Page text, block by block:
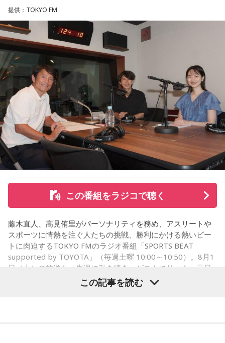
【11位】水瓶座（みずがめ座）
日頃の疲れを癒しましょう。今日はマッサージを受けたり、
心と身体のメンテナンスを意識しましょう。たくさん睡眠を
取ってリフレッシュするのも良さそうです。
【12位】射手座（いて座）
心のモヤモヤが目立つような日です。今日は頑張らず、1人の
時間を大切にしたり、のんびり過ごす時間を持つようにしま
しょう。
【今日の一言メッセージ】
今日は不要なものを手放したり、今後の計画を見直すことを
心掛けると良い日です。
東京・池袋占い館セレーネ所属。10代に占いに出会い、勉
強、コミュニケーションなどの苦手な部分を克服。成績も最
クスを持つ方に寄り添いたいと本格的に占いの世界に進出。
SATORI電話占い月間ランキング連続1位。占いコンテンツ
『莉瑠と龍神様の絶対神託』リリース。
Webサイト：https://selene-uranai.com/
オンライン占いセレーネ：https://online-uranai.jp/
て言葉にすることで、人生をじっくりと見つめ直す時間とな
りました。
続く「人生の最後に流したい私のエンディング曲」のコーナ
ーでは、来場者が選んだ“人生の最後に流したい一曲”にまつわ
る思い出を紹介。音楽を通してこれまでの人生を振り返りな
がら、これからの“自分らしい生き方”を考える時間を共有しま
した。田村は、人生の最後に流したい曲について、「お葬式
で流す曲は決めている。しかも自分の声で流したいと思っ
て、毎日ギターの弾き語りを書斎で練習して、音源として残
しているんです。娘たちにも聴こえているはずだから、お葬
式のときに『パパが弾いてた曲だ』と思ってもらえたら」と
思いを語りました。
コーナー後には、来場者から田村への質疑応答も実施。最後
には、田村がイベントを振り返り、「リスナーの皆さんのエ
ンディング曲の話とかを聞いているだけでも、僕はポジティ
ブになれた。確かに死はすごく悲しいことではあるんだけ
うやって向き合うかということを考える一つのきっかけにな
提供：TOKYO FM
この番組をラジコで聴く
藤木直人、高見侑里がパーソナリティを務め、アスリートや
スポーツに情熱を注ぐ人たちの挑戦、勝利にかける熱いビー
トに肉迫するTOKYO FMのラジオ番組「SPORTS BEAT
supported by TOYOTA」（毎週土曜 10:00～10:50）。8月1
日（土）の放送も、先週に引き続き、ゲストにサッカー元日
本代表の福田正博さんが登場！ 当記事では、「FIFAワールド
カップ26（以下、W杯）」でブラジルに対する発言が波紋を
この記事を読む